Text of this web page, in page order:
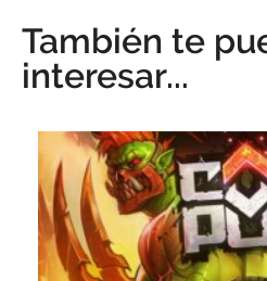
También te
interesar...